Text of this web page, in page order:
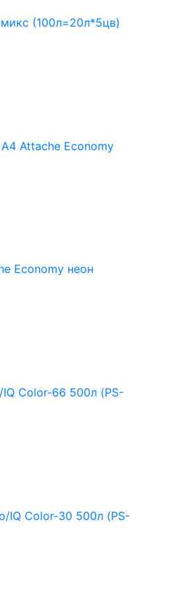
(100л=20л*5цв)
Attache Economy
Economy неон
Color-66 500л (PS-
IQ Color-30 500л (PS-